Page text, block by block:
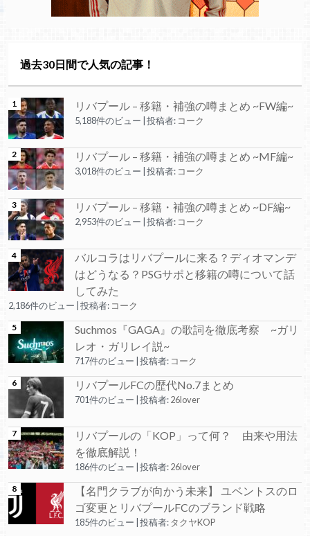
過去30日間で人気の記事！
リバプール – 移籍・補強の噂まとめ ~FW編~
5,188件のビュー 投稿者: コーク
リバプール – 移籍・補強の噂まとめ ~MF編~
3,018件のビュー 投稿者: コーク
リバプール – 移籍・補強の噂まとめ ~DF編~
2,953件のビュー 投稿者: コーク
バルコラはリバプールに来る？ディオマンデ
はどうなる？PSGサポと移籍の噂について話
してみた
2,186件のビュー 投稿者: コーク
Suchmos『GAGA』の歌詞を徹底考察 ~ガリ
レオ・ガリレイ説~
717件のビュー 投稿者: コーク
リバプールFCの歴代No.7まとめ
701件のビュー 投稿者:26lover
リバプールの「KOP」って何？ 由来や用法
を徹底解説！
186件のビュー 投稿者:26lover
【名門クラブが向かう未来】 ユベントスのロ
ゴ変更とリバプールFCのブランド戦略
185件のビュー 投稿者: タクヤKOP